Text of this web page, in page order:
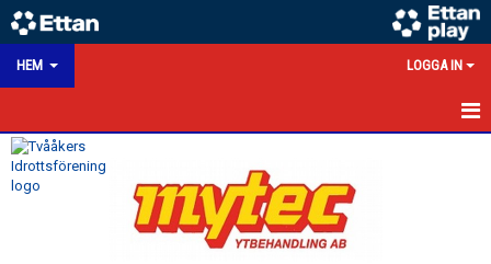
HEM LOGGA IN
HEM